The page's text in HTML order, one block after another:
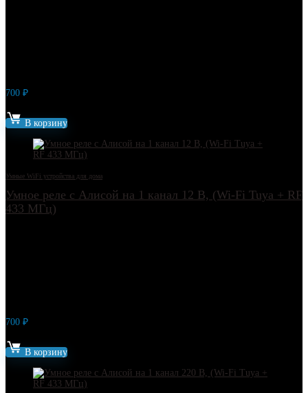
700 ₽
В корзину
Умные WiFi устройства для дома
Умное реле с Алисой на 1 канал 12 В, (Wi-Fi Tuya + RF
433 МГц)
700 ₽
В корзину